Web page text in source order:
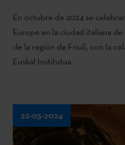
En octubre de 2024 se
Europe en la ciudad italiana
de la región de Friuli, con la
Euskal Institutua.
22-03-2024